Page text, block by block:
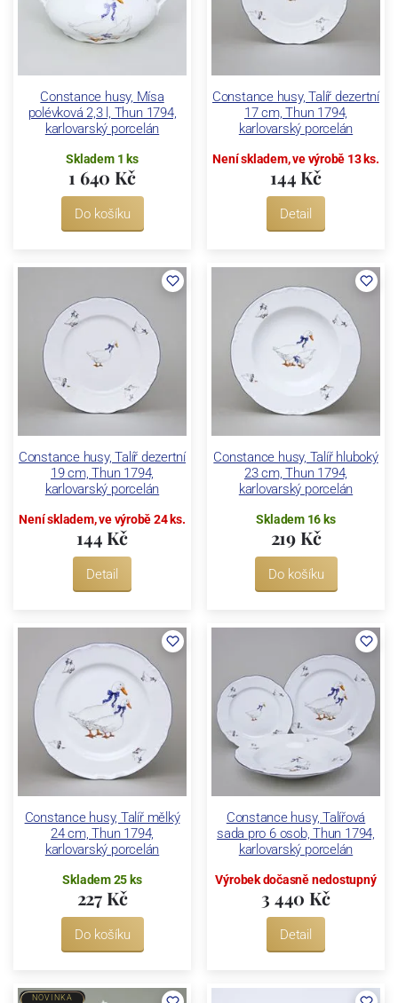
Constance husy, Mísa
polévková 2,3 l, Thun 1794,
karlovarský porcelán
Skladem 1 ks
1 640 Kč
Do košíku
Constance husy, Talíř dezertní
17 cm, Thun 1794,
karlovarský porcelán
Není skladem, ve výrobě 13 ks.
144 Kč
Detail
Constance husy, Talíř dezertní
19 cm, Thun 1794,
karlovarský porcelán
Není skladem, ve výrobě 24 ks.
144 Kč
Detail
Constance husy, Talíř hluboký
23 cm, Thun 1794,
karlovarský porcelán
Skladem 16 ks
219 Kč
Do košíku
Constance husy, Talíř mělký
24 cm, Thun 1794,
karlovarský porcelán
Skladem 25 ks
227 Kč
Do košíku
Constance husy, Talířová
sada pro 6 osob, Thun 1794,
karlovarský porcelán
Výrobek dočasně nedostupný
3 440 Kč
Detail
NOVINKA